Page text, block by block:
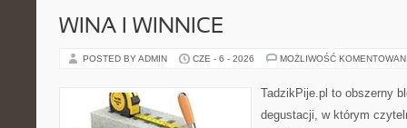
WINA I WINNICE
POSTED BY ADMIN CZE - 6 - 2026 MOŻLIWOŚĆ
TadzikPije.pl to obszerny
degustacji, w którym